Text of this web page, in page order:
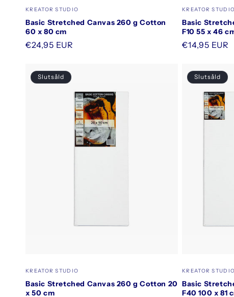
Säljare:
KREATOR STUDIO
Basic Stretched Canvas 260 g Cotton
60 x 80 cm
Ordinarie
€24,95 EUR
Säljare:
KREATOR STUDIO
Basic
F10 55 x 46
Ordinarie
€14,95 EUR
Slutsåld
Säljare:
KREATOR STUDIO
Basic Stretched Canvas 260 g Cotton 20
x 50 cm
Slutsåld
Säljare:
KREATOR STUDIO
Basic
F40 100 x 81